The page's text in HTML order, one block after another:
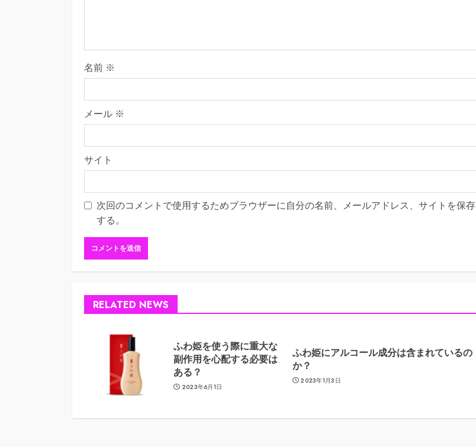
名前 ※
メール ※
サイト
次回のコメントで使用するためブラウザーに自分の名前、メールアドレス、サイトを保存
する。
RELATED NEWS
ふわ姫を使う際に重大な
副作用を心配する必要は
ある？
2023年6月1日
ふわ姫にアルコール成分は含まれているの
か？
2023年1月3日